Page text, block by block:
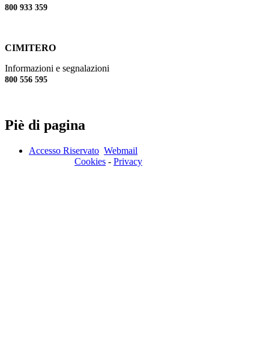
800 933 359
CIMITERO
Informazioni e segnalazioni
800 556 595
Piè di pagina
Accesso Riservato Webmail
Cookies - Privacy